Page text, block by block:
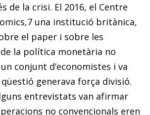
de la crisi. El 2016, el Centre
7 una institució britànica,
el paper i sobre les
la política monetària no
conjunt d’economistes i va
generava força divisió.
entrevistats van afirmar
no convencionals eren